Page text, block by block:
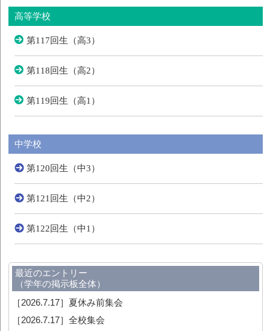
高等学校
第117回生（高3）
第118回生（高2）
第119回生（高1）
中学校
第120回生（中3）
第121回生（中2）
第122回生（中1）
最近のエントリー
（学年の掲示板全体）
［2026.7.17］ 夏休み前集会
［2026.7.17］全校集会